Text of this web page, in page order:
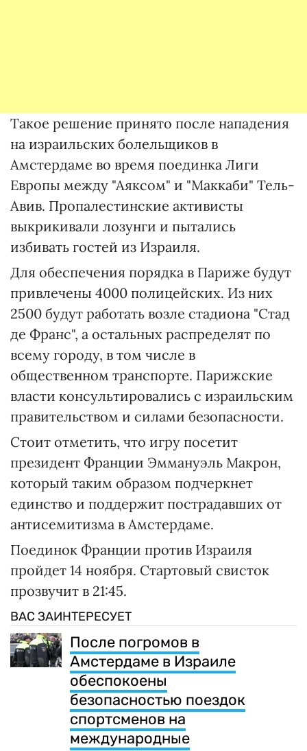
Такое решение принято после нападения
на израильских болельщиков в
Амстердаме во время поединка Лиги
Европы между "Аяксом" и "Маккаби" Тель-
Авив. Пропалестинские активисты
выкрикивали лозунги и пытались
избивать гостей из Израиля.
Для обеспечения порядка в Париже будут
привлечены 4000 полицейских. Из них
2500 будут работать возле стадиона "Стад
де Франс", а остальных распределят по
всему городу, в том числе в
общественном транспорте. Парижские
власти консультировались с израильским
правительством и силами безопасности.
Стоит отметить, что игру посетит
президент Франции Эммануэль Макрон,
который таким образом подчеркнет
единство и поддержит пострадавших от
антисемитизма в Амстердаме.
Поединок Франции против Израиля
пройдет 14 ноября. Стартовый свисток
прозвучит в 21:45.
ВАС ЗАИНТЕРЕСУЕТ
После погромов в
Амстердаме в Израиле
обеспокоены
безопасностью поездок
спортсменов на
международные